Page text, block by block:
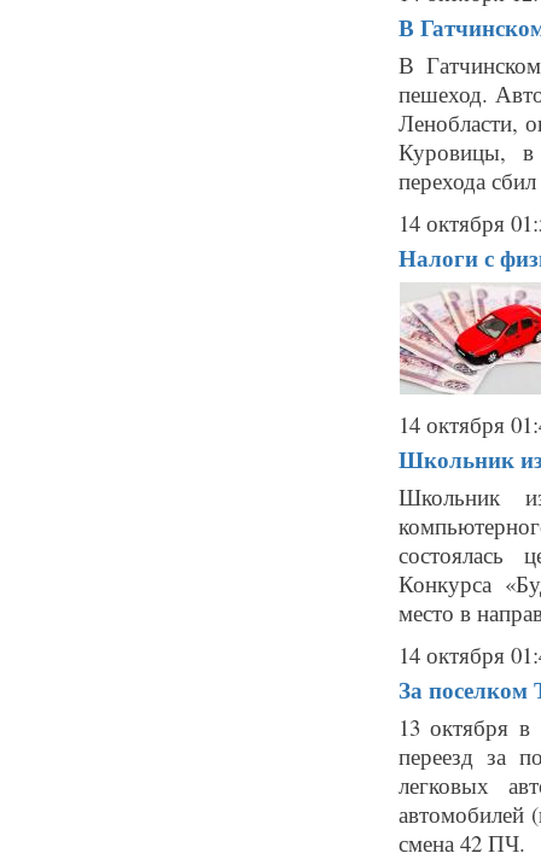
В
В
пешеход.
Ленобласти,
Куровицы, в
перехода
14 октября
Налоги с
14 октября
Школьник
Школьник
состоялась
Конкурса
место в
14 октября
За поселком
13 октября
переезд за
легковых
автомобилей
смена 42